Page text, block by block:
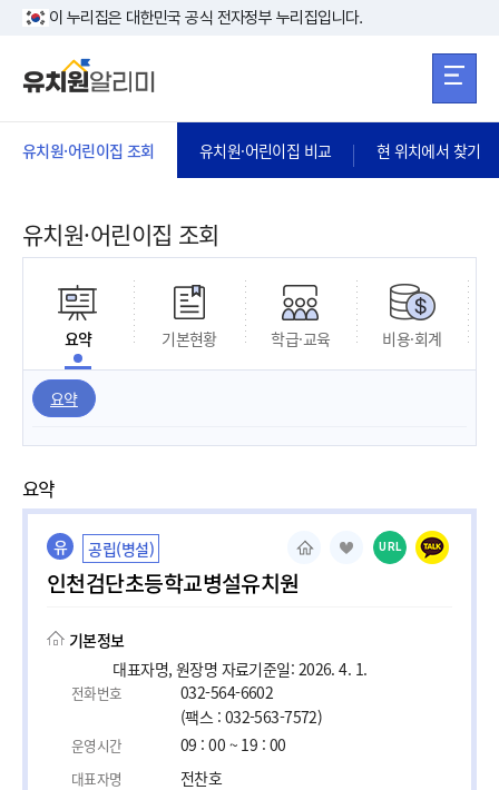
본문 바로가기
이 누리집은 대한민국 공식 전자정부 누리집입니다.
유치원·어린이집 조회 유치원·어린이집 비교 현 위치에서 찾기
유치원·어린이집 조회
요약 기본현황 학급·교육 비용·회계
요약
요약
유 공립(병설)
인천검단초등학교병설유치원
URL
기본정보
대표자명, 원장명 자료기준일: 2026. 4. 1.
전화번호
032-564-6602
(팩스 : 032-563-7572)
운영시간 09 : 00 ~ 19 : 00
대표자명 전찬호